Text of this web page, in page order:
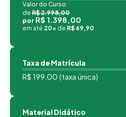
Valor do Curso
de R$ 2.998,00
por R$ 1.398,00
em até 20x de R$ 69,90
Taxa de Matrícula
R$ 199,00 (taxa única)
Material Didático